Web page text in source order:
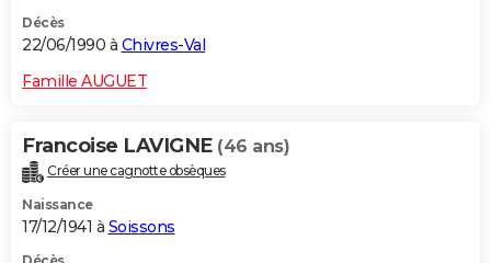
Décès
22/06/1990 à Chivres-Val
Famille AUGUET
Francoise LAVIGNE (46 ans)
Créer une cagnotte obsèques
Naissance
17/12/1941 à Soissons
Décès